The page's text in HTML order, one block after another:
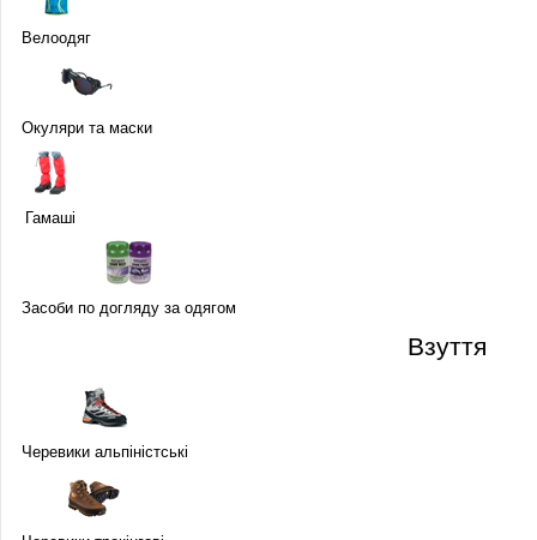
Велоодяг
Окуляри та маски
Гамаші
Засоби по догляду за одягом
Взуття
Черевики альпіністські